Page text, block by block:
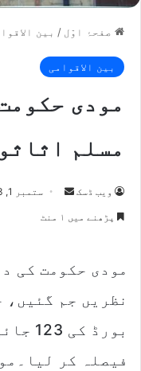
صفحۂ اوّل / بین
بین الاقوامی
مودی
مسلم
ویب ڈسک
e
m
i
ستمبر 1, 2023
پڑھنے میں ۱ منٹ
مودی حکومت کی
نظریں جم
بورڈ
فیصلہ کر